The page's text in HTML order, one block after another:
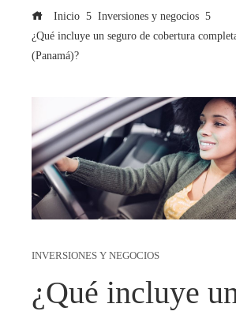
Inicio
Inversiones y negocios
¿Qué incluye un seguro de cobertura
(Panamá)?
INVERSIONES Y NEGOCIOS
¿Qué incluye